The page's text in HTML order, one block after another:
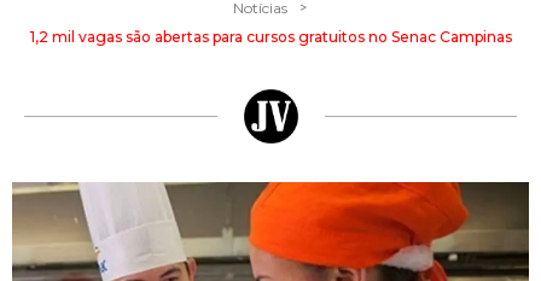
Notícias >
1,2 mil vagas são abertas para cursos gratuitos no Senac Campinas